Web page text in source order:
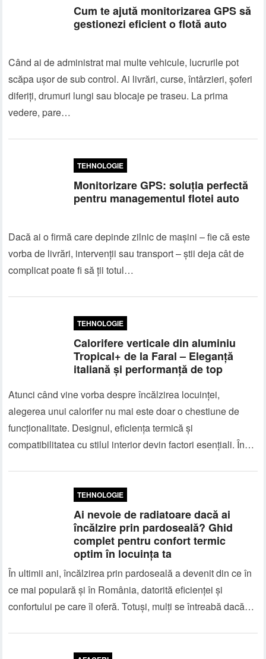
Cum te ajută monitorizarea GPS să
gestionezi eficient o flotă auto
Când ai de administrat mai multe vehicule, lucrurile pot
scăpa ușor de sub control. Ai livrări, curse, întârzieri, șoferi
diferiți, drumuri lungi sau blocaje pe traseu. La prima
vedere, pare…
TEHNOLOGIE
Monitorizare GPS: soluția perfectă
pentru managementul flotei auto
Dacă ai o firmă care depinde zilnic de mașini – fie că este
vorba de livrări, intervenții sau transport – știi deja cât de
complicat poate fi să ții totul…
TEHNOLOGIE
Calorifere verticale din aluminiu
Tropical+ de la Faral – Eleganță
italiană și performanță de top
Atunci când vine vorba despre încălzirea locuinței,
alegerea unui calorifer nu mai este doar o chestiune de
funcționalitate. Designul, eficiența termică și
compatibilitatea cu stilul interior devin factori esențiali. În…
TEHNOLOGIE
Ai nevoie de radiatoare dacă ai
încălzire prin pardoseală? Ghid
complet pentru confort termic
optim în locuința ta
În ultimii ani, încălzirea prin pardoseală a devenit din ce în
ce mai populară și în România, datorită eficienței și
confortului pe care îl oferă. Totuși, mulți se întreabă dacă…